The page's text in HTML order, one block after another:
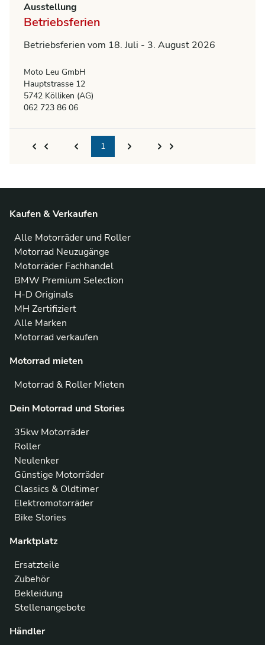
Ausstellung
Betriebsferien
Betriebsferien vom 18. Juli - 3. August 2026
Moto Leu GmbH
Hauptstrasse 12
5742 Kölliken (AG)
062 723 86 06
1
Kaufen & Verkaufen
Alle Motorräder und Roller
Motorrad Neuzugänge
Motorräder Fachhandel
BMW Premium Selection
H-D Originals
MH Zertifiziert
Alle Marken
Motorrad verkaufen
Motorrad mieten
Motorrad & Roller Mieten
Dein Motorrad und Stories
35kw Motorräder
Roller
Neulenker
Günstige Motorräder
Classics & Oldtimer
Elektromotorräder
Bike Stories
Marktplatz
Ersatzteile
Zubehör
Bekleidung
Stellenangebote
Händler